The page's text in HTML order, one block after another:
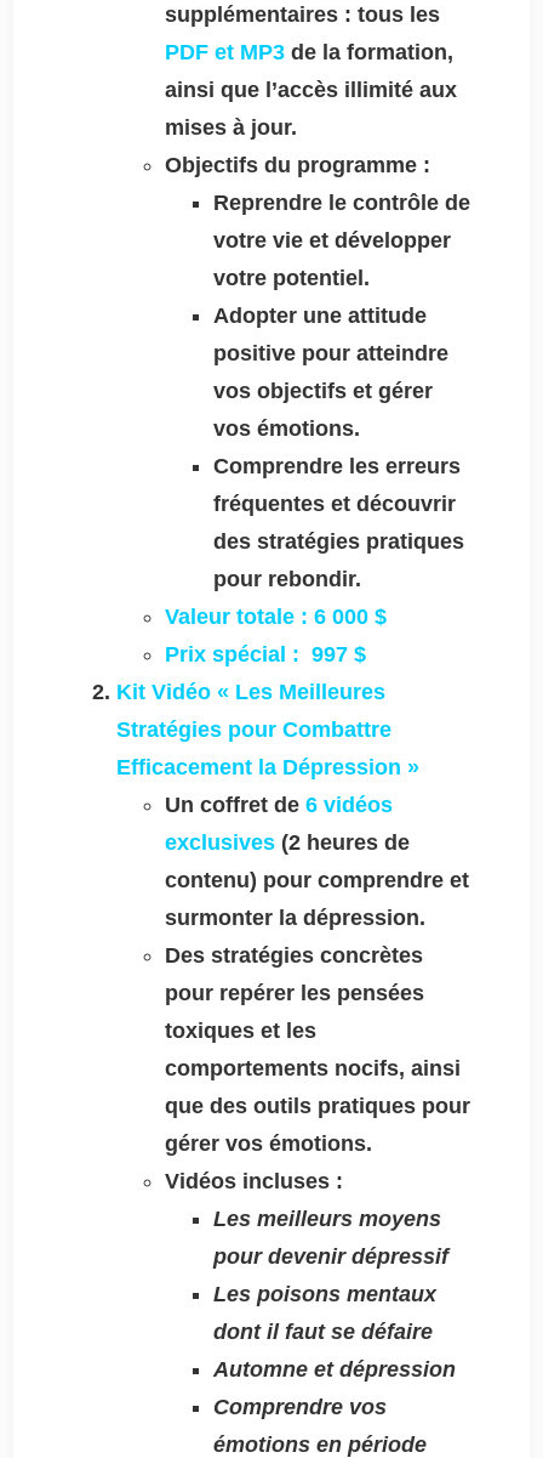
supplémentaires : tous les
PDF et MP3 de la formation,
ainsi que l’accès illimité aux
mises à jour.
Objectifs du programme :
Reprendre le contrôle de
votre vie et développer
votre potentiel.
Adopter une attitude
positive pour atteindre
vos objectifs et gérer
vos émotions.
Comprendre les erreurs
fréquentes et découvrir
des stratégies pratiques
pour rebondir.
Valeur totale : 6 000 $
Prix spécial : 997 $
Kit Vidéo « Les Meilleures
Stratégies pour Combattre
Efficacement la Dépression »
Un coffret de6 vidéos
exclusives (2 heures de
contenu) pour comprendre et
surmonter la dépression.
Des stratégies concrètes
pour repérer les pensées
toxiques et les
comportements nocifs, ainsi
que des outils pratiques pour
gérer vos émotions.
Vidéos incluses :
Les meilleurs moyens
pour devenir dépressif
Les poisons mentaux
dont il faut se défaire
Automne et dépression
Comprendre vos
émotions en période